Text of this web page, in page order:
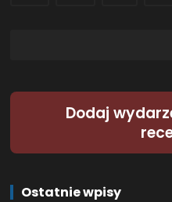
Dodaj
Ostatnie wpisy